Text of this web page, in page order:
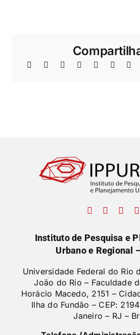
Instituto de Pesquisa e
Urbano e Regional
Universidade Federal do Rio
João do Rio – Faculdade
Horácio Macedo, 2151 –
Ilha do Fundão – CEP:
Janeiro – RJ –